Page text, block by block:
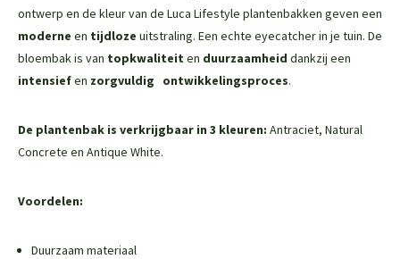
ontwerp en de kleur van de Luca Lifestyle plantenbakken geven een
moderne en tijdloze uitstraling. Een echte eyecatcher in je tuin. De
bloembak is van topkwaliteit en duurzaamheid dankzij een
intensiefen zorgvuldig ontwikkelingsproces.
De plantenbak is verkrijgbaar in 3 kleuren: Antraciet, Natural
Concrete en Antique White.
Voordelen:
Duurzaam materiaal